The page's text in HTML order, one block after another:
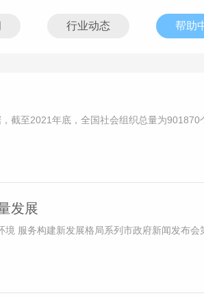
行业动态 帮助
截至2021年底，全国社会组织总量为901870
发展
境 服务构建新发展格局系列市政府新闻发布